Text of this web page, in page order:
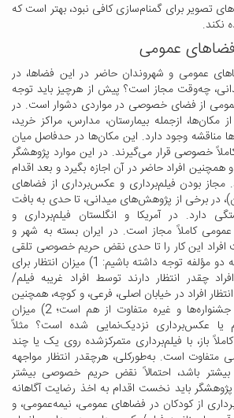
تصویر برای گمنام‌سازی کافی نبود، بهتر است که
نکند.
عمومی
عمومی و شهروندان حاضر در این فضاها، در
چه‌وقت مجاز است؟ پیش از هرچیز باید توجه
از فضای خصوصی در مواردی دشوار است. در
ازجمله بیمارستان، مدارس، مراکز خرید،
مناقشه وجود دارد. این مکان‌ها در حدفاصل میان
خصوصی قرار می‌گیرند. در این موارد پژوهشگر
افراد حاضر در آن اجازه بگیرد و بعد اقدام
مجاز بودن فیلم‌برداری و عکس‌برداری از فضاهای
در برخی از پژوهش‌های میدانی، تا حدی به بافت
دارد. در آمریکا و انگلستان فیلم‌برداری و
کاملاً مجاز است. در ایران بسته به شهر و
این کار را تا حدی نقض حریم خصوصی تلقی
کنند. در این موارد، باید به دو مؤلفه توجه داشته باشیم: 1) میزان انتظار برای
چقدر انتظار دارند توسط افراد غریبه فیلم‌/
افراد در خیابان اصلی، فرعی، و کوچه، همچنین
در مراسم‌های عمومی و جشنواره‌ها و غیره متفاوت از هم است؛ 2) میزان
یا عکس‌برداری نزدیک‌نمایی شده است؟ مثلاً
باز، با فیلم‌برداری متمرکزشده روی یک یا چند
است. به‌طورکلی، هرچقدر انتظار مواجهه
بیشتر باشد، احتمالاً نقض حریم خصوصی بیشتر
باید نخست اقدام به اخذ رضایت آگاهانه
از کودکان در فضاهای عمومی، نیمه‌عمومی، و